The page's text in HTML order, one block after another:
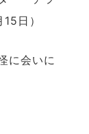
日）
に会いに